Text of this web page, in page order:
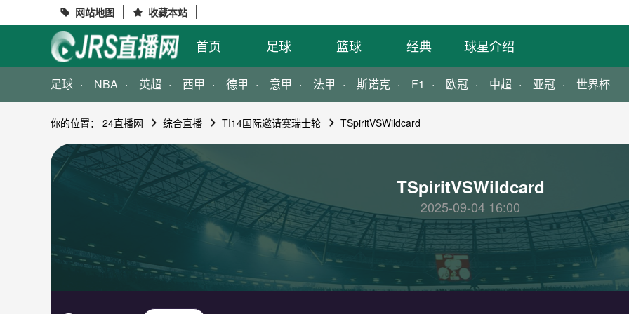
 网站地图  收藏本站
首页 足球 篮球 经典 球星介绍
足球 NBA 英超 西甲 德甲 意甲 法甲 斯诺克 F1 欧冠 中超 亚冠 世界杯
你的位置： 24直播网 综合直播 TI14国际邀请赛瑞士轮 TSpiritVSWildcard
TSpiritVSWildcard
2025-09-04 16:00